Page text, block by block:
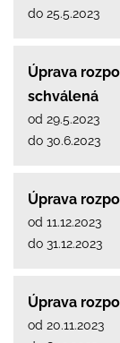
do 25.5.2023
Úprava
schválená
od 29.5.2023
do 30.6.2023
Úprava
od 11.12.2023
do 31.12.2023
Úprava
od 20.11.2023